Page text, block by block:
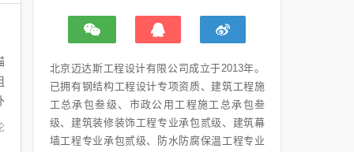
北京迈达斯工程设计有限公司成立于2013年。
已拥有钢结构工程设计专项资质、建筑工程施
工总承包叁级、市政公用工程施工总承包叁
级、建筑装修装饰工程专业承包贰级、建筑幕
墙工程专业承包贰级、防水防腐保温工程专业